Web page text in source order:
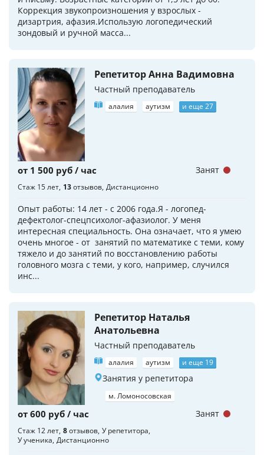
Коррекция звукопроизношения у взрослых -
дизартрия, афазия.Использую логопедический
зондовый и ручной масса...
Репетитор Анна Вадимовна
Частный преподаватель
алалия аутизм и еще 27
от 1 500 руб / час
Стаж 15 лет 13отзывов Дистанционно
Опыт работы: 14 лет - с 2006 года.Я - логопед-
дефектолог-спецпсихолог-афазиолог. У меня
интересная специальность. Она означает, что я умею
очень многое - от занятий по математике с теми, кому
тяжело и до занятий по восстановлению работы
головного мозга с теми, у кого, например, случился
инс...
Занят
Репетитор Наталья
Анатольевна
Частный преподаватель
алалия аутизм и еще 19
Занятия у репетитора
м. Ломоносовская
от 600 руб / час
Стаж 12 лет 8отзывов У репетитора
У ученика Дистанционно
Занят